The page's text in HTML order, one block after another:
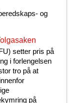
og
setter pris på
i forlengelsen
tro på at
på